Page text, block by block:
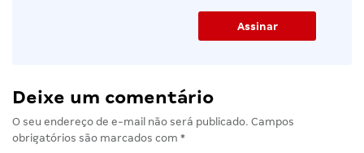
Deixe um comentário
O seu endereço de e-mail não será publicado. Campos
obrigatórios são marcados com *